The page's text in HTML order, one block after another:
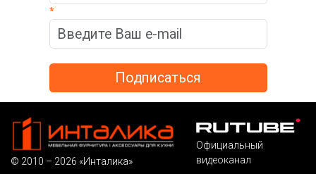
*
© 2010 – 2026 «Инталика»
Официальный
видеоканал